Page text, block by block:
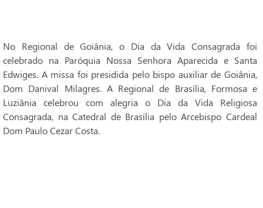
No Regional de Goiânia, o Dia da Vida Consagrada foi
celebrado na Paróquia Nossa Senhora Aparecida e Santa
Edwiges. A missa foi presidida pelo bispo auxiliar de Goiânia,
Dom Danival Milagres. A Regional de Brasília, Formosa e
Luziânia celebrou com alegria o Dia da Vida Religiosa
Consagrada, na Catedral de Brasília pelo Arcebispo Cardeal
Dom Paulo Cezar Costa.